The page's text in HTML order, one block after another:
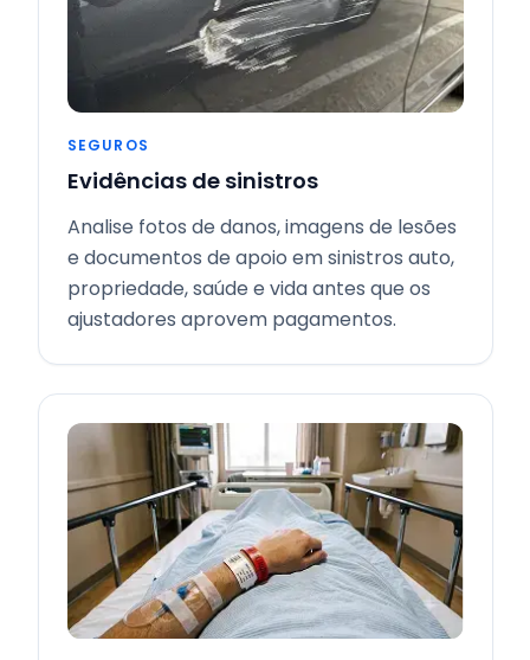
SEGUROS
Evidências de sinistros
Analise fotos de danos, imagens de lesões
e documentos de apoio em sinistros auto,
propriedade, saúde e vida antes que os
ajustadores aprovem pagamentos.